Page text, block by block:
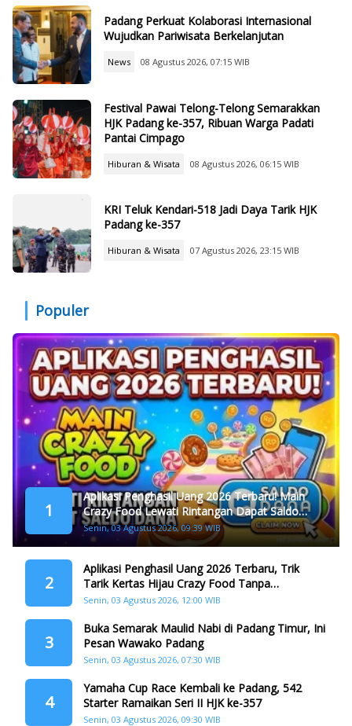
Padang Perkuat Kolaborasi Internasional
Wujudkan Pariwisata Berkelanjutan
News 08 Agustus 2026, 07:15 WIB
Festival Pawai Telong-Telong Semarakkan
HJK Padang ke-357, Ribuan Warga Padati
Pantai Cimpago
Hiburan & Wisata 08 Agustus 2026, 06:15 WIB
KRI Teluk Kendari-518 Jadi Daya Tarik HJK
Padang ke-357
Hiburan & Wisata 07 Agustus 2026, 23:15 WIB
Populer
1
Aplikasi Penghasil Uang 2026 Terbaru! Main
Crazy Food Lewati Rintangan Dapat Saldo
Dana
Senin, 03 Agustus 2026, 09:39 WIB
2
Aplikasi Penghasil Uang 2026 Terbaru, Trik
Tarik Kertas Hijau Crazy Food Tanpa
Penggandaan
Senin, 03 Agustus 2026, 12:00 WIB
3
Buka Semarak Maulid Nabi di Padang Timur, Ini
Pesan Wawako Padang
Senin, 03 Agustus 2026, 07:30 WIB
4
Yamaha Cup Race Kembali ke Padang, 542
Starter Ramaikan Seri II HJK ke-357
Senin, 03 Agustus 2026, 09:30 WIB